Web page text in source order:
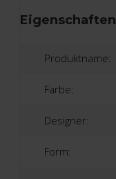
Eigenschaften
Produktname:
Farbe:
Designer:
Form: